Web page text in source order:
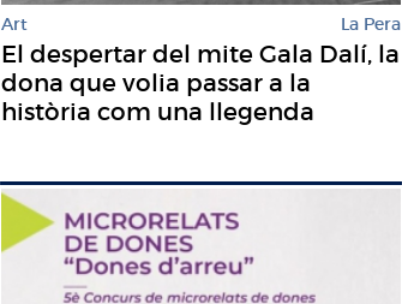
Art La Pera
El despertar del mite Gala Dalí, la
dona que volia passar a la
història com una llegenda